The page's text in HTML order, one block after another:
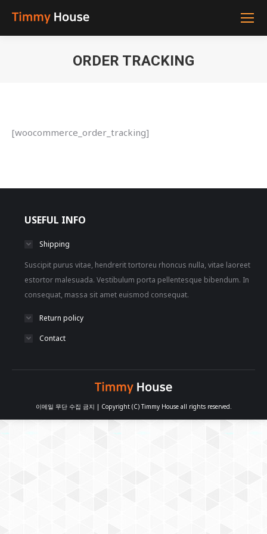
ORDER TRACKING
[woocommerce_order_tracking]
USEFUL INFO
Shipping
Suscipit purus vitae, hendrerit tortoreu rhoncus nulla, vitae laoreet
estortor malesuada. Vestibulum porta pellentesque bibendum. In
consequat, massa sit amet euismod consequat.
Return policy
Contact
이메일 무단 수집 금지 | Copyright (C) Timmy House all rights reserved.